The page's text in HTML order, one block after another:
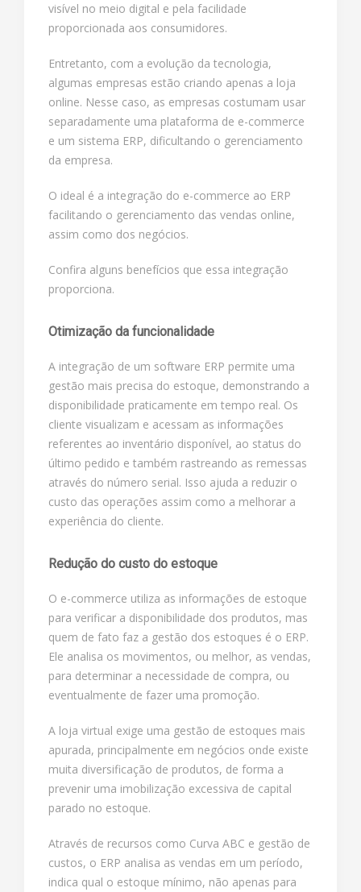
visível no meio digital e pela facilidade
proporcionada aos consumidores.
Entretanto, com a evolução da tecnologia,
algumas empresas estão criando apenas a loja
online. Nesse caso, as empresas costumam usar
separadamente uma plataforma de e-commerce
e um sistema ERP, dificultando o gerenciamento
da empresa.
O ideal é a integração do e-commerce ao ERP
facilitando o gerenciamento das vendas online,
assim como dos negócios.
Confira alguns benefícios que essa integração
proporciona.
Otimização da funcionalidade
A integração de um software ERP permite uma
gestão mais precisa do estoque, demonstrando a
disponibilidade praticamente em tempo real. Os
cliente visualizam e acessam as informações
referentes ao inventário disponível, ao status do
último pedido e também rastreando as remessas
através do número serial. Isso ajuda a reduzir o
custo das operações assim como a melhorar a
experiência do cliente.
Redução do custo do estoque
O e-commerce utiliza as informações de estoque
para verificar a disponibilidade dos produtos, mas
quem de fato faz a gestão dos estoques é o ERP.
Ele analisa os movimentos, ou melhor, as vendas,
para determinar a necessidade de compra, ou
eventualmente de fazer uma promoção.
A loja virtual exige uma gestão de estoques mais
apurada, principalmente em negócios onde existe
muita diversificação de produtos, de forma a
prevenir uma imobilização excessiva de capital
parado no estoque.
Através de recursos como Curva ABC e gestão de
custos, o ERP analisa as vendas em um período,
indica qual o estoque mínimo, não apenas para